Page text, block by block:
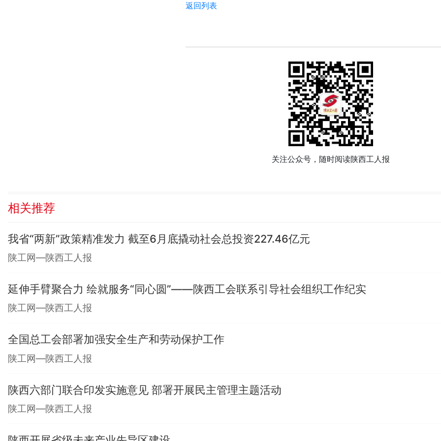
返回列表
关注公众号，随时阅读陕西工人报
相关推荐
我省“两新”政策精准发力 截至6月底撬动社会总投资227.46亿元
陕工网—陕西工人报
延伸手臂聚合力 绘就服务“同心圆”——陕西工会联系引导社会组织工作纪实
陕工网—陕西工人报
全国总工会部署加强安全生产和劳动保护工作
陕工网—陕西工人报
陕西六部门联合印发实施意见 部署开展民主管理主题活动
陕工网—陕西工人报